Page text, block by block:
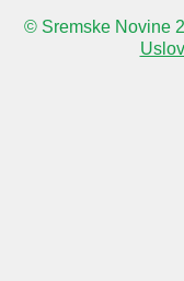
© Sremske Novine